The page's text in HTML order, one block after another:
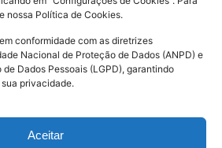
nossa Política de Cookies.
conformidade com as diretrizes
Nacional de Proteção de Dados (ANPD) e
Dados Pessoais (LGPD), garantindo
privacidade.
Aceitar
se está complicado está
marca comercial independente da FACEBOOK, Inc.